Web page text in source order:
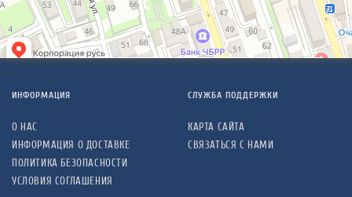
ИНФОРМАЦИЯ
О НАС
ИНФОРМАЦИЯ О ДОСТАВКЕ
ПОЛИТИКА БЕЗОПАСНОСТИ
УСЛОВИЯ СОГЛАШЕНИЯ
СЛУЖБА ПОДДЕРЖКИ
КАРТА САЙТА
СВЯЗАТЬСЯ С НАМИ